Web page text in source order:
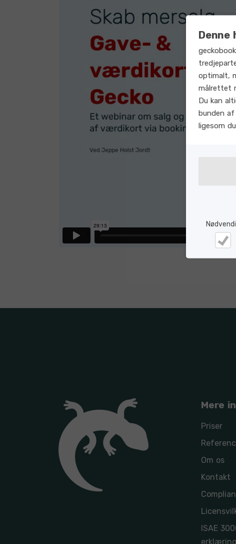
Denne
optimalt,
målrettet
Du kan
bunden af
ligesom
Mere
Priser
Om os
Kontakt
ISAE
erklæring